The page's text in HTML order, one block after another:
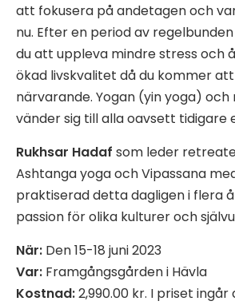
att fokusera på andetagen och
nu. Efter en period av
du att uppleva mindre stress och
ökad livskvalitet då du kommer
närvarande. Yogan (yin yoga)
vänder sig till alla oavsett tidigare
Rukhsar Hadaf som leder
Ashtanga yoga och Vipassana
praktiserad detta dagligen i flera
passion för olika kulturer och
När: Den 15-18 juni 2023
Var: Framgångsgården i Hävla
Kostnad:2,990.00 kr. I priset